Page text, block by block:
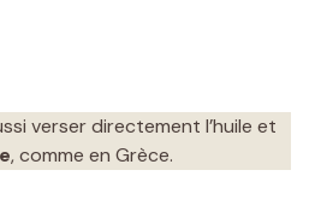
verser directement l’huile et
, comme en Grèce.